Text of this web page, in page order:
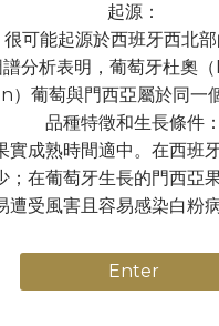
起源：
可能起源於西班牙西北
分析表明，葡萄牙杜奧
）葡萄與門西亞屬於同一
品種特徵和生長條件：
實成熟時間適中。在西班
；在葡萄牙生長的門西亞
遭受風害且容易感染白粉
Enter